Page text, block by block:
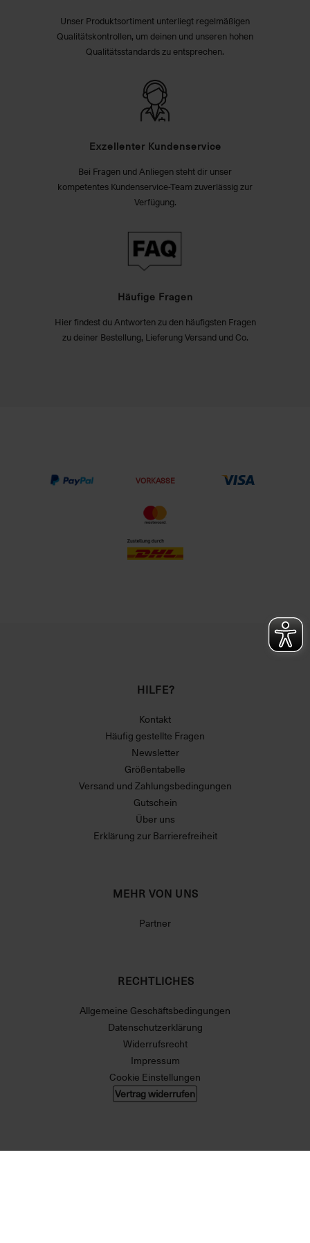
Unser Produktsortiment unterliegt regelmäßigen
Qualitätskontrollen, um deinen und unseren hohen
Qualitätsstandards zu entsprechen.
Exzellenter Kundenservice
Bei Fragen und Anliegen steht dir unser
kompetentes Kundenservice-Team zuverlässig zur
Verfügung.
Häufige Fragen
Hier findest du Antworten zu den häufigsten Fragen
zu deiner Bestellung, Lieferung Versand und Co.
VORKASSE
HILFE?
Kontakt
Häufig gestellte Fragen
Newsletter
Größentabelle
Versand und Zahlungsbedingungen
Gutschein
Über uns
Erklärung zur Barrierefreiheit
MEHR VON UNS
Partner
RECHTLICHES
Allgemeine Geschäftsbedingungen
Datenschutzerklärung
Widerrufsrecht
Impressum
Cookie Einstellungen
Vertrag widerrufen